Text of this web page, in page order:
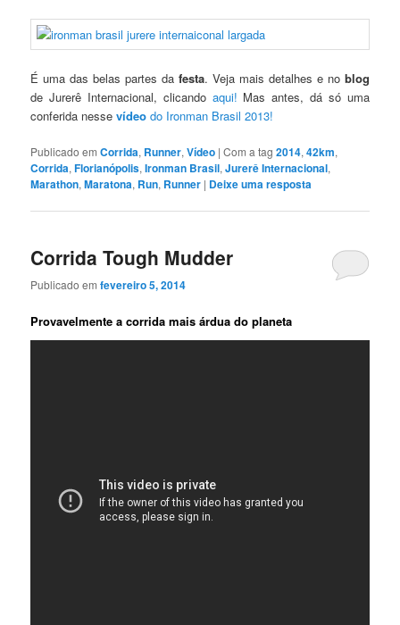
É uma das belas partes da festa. Veja mais detalhes e no blog
de Jurerê Internacional, clicando aqui! Mas antes, dá só uma
conferida nessevídeo do Ironman Brasil 2013!
Publicado em Corrida, Runner,Vídeo |Com a tag2014,42km,
Corrida,Florianópolis,Ironman Brasil,Jurerê Internacional,
Marathon,Maratona, Run, Runner | Deixe uma resposta
Corrida Tough Mudder
Publicado emfevereiro 5, 2014
Provavelmente a corrida mais árdua do planeta